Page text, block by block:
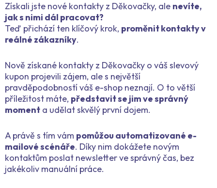
Získali jste nové kontakty z Děkovačky, ale nevíte,
jak s nimi dál pracovat?
Teď přichází ten klíčový krok, proměnit kontakty v
reálné zákazníky.
Nově získané kontakty z Děkovačky o váš slevový
kupon projevili zájem, ale s největší
pravděpodobností váš e-shop neznají. O to větší
příležitost máte, představit se jim ve správný
moment a udělat skvělý první dojem.
A právě s tím vám pomůžou automatizované e-
mailové scénáře. Díky nim dokážete novým
kontaktům poslat newsletter ve správný čas, bez
jakékoliv manuální práce.